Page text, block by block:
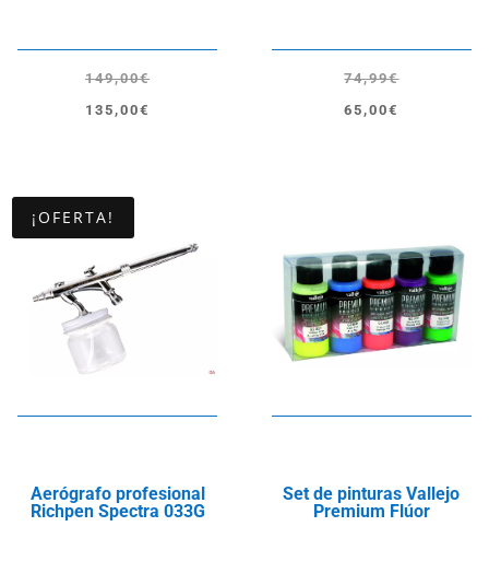
149,00€
El
era:
135,00€
El
es:
74,99€
El
65,00€
El
¡OFERTA!
Aerógrafo profesional
Richpen Spectra 033G
Set de pinturas Vallejo
Premium Flúor